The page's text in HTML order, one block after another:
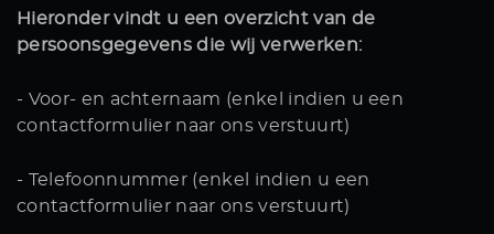
DETAILING
CONTACT
+31 26 47 205 46
info@koenexclusief.nl
Hieronder vindt u een overzicht van de
persoonsgegevens die wij verwerken:
- Voor- en achternaam (enkel indien u een
contactformulier naar ons verstuurt)
- Telefoonnummer (enkel indien u een
contactformulier naar ons verstuurt)